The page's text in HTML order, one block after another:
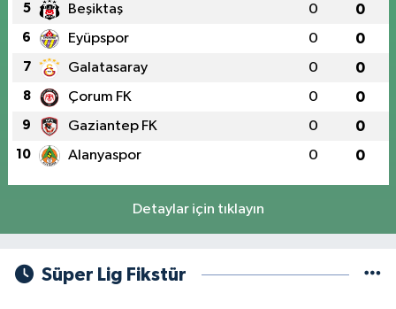
5 Beşiktaş 0 0
6 Eyüpspor 0 0
7 Galatasaray 0 0
8 Çorum FK 0 0
9 Gaziantep FK 0 0
10 Alanyaspor 0 0
Detaylar için tıklayın
Süper Lig Fikstür